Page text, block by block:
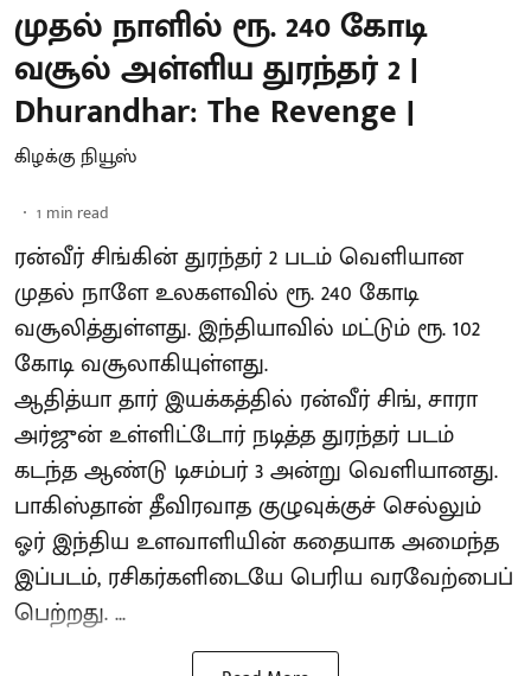
முதல் நாளில் ரூ. 240 கோடி
வசூல் அள்ளிய துரந்தர் 2 |
Dhurandhar: The Revenge |
கிழக்கு நியூஸ்
1 min read
ரன்வீர் சிங்கின் துரந்தர் 2 படம் வெளியான
முதல் நாளே உலகளவில் ரூ. 240 கோடி
வசூலித்துள்ளது. இந்தியாவில் மட்டும் ரூ. 102
கோடி வசூலாகியுள்ளது.
ஆதித்யா தார் இயக்கத்தில் ரன்வீர் சிங், சாரா
அர்ஜுன் உள்ளிட்டோர் நடித்த துரந்தர் படம்
கடந்த ஆண்டு டிசம்பர் 3 அன்று வெளியானது.
பாகிஸ்தான் தீவிரவாத குழுவுக்குச் செல்லும்
ஓர் இந்திய உளவாளியின் கதையாக அமைந்த
இப்படம், ரசிகர்களிடையே பெரிய வரவேற்பைப்
பெற்றது. ...